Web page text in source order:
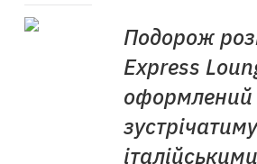
Подорож
Express
оформлений